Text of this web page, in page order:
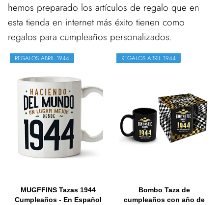
hemos preparado los artículos de regalo que en
esta tienda en internet más éxito tienen como
regalos para cumpleaños personalizados.
REGALOS ABRIL 1944
MUGFFINS Tazas 1944
Cumpleaños - En Español
REGALOS ABRIL 1944
Bombo Taza de
cumpleaños con año de